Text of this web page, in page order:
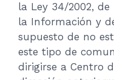
la Ley 34/2002, de
la Información y
supuesto de no
este tipo de
dirigirse a Centro